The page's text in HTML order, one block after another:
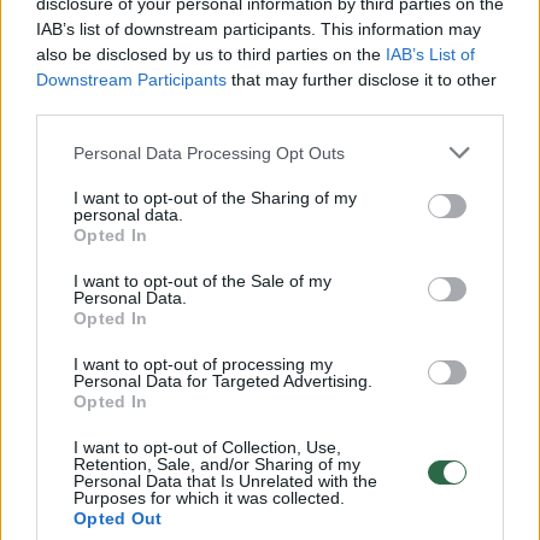
IAB’s list of downstream participants. This information may
also be disclosed by us to third parties on the IAB’s List of
Downstream Participants that may further disclose it to other
Personal Data Processing Opt Outs
I want to opt-out of the Sharing of my
personal data.
Opted In
I want to opt-out of the Sale of my
Personal Data.
Opted In
I want to opt-out of processing my
Personal Data for Targeted Advertising.
Opted In
I want to opt-out of Collection, Use,
Retention, Sale, and/or Sharing of my
Personal Data that Is Unrelated with the
Purposes for which it was collected.
Opted Out
00:00:30
Vaizdai iš tragiškos avarijos Vilniaus r.: dviejų moterų ir
vaiko gyvybių išgelbėti nepavyko
Savaitės vidurys nusimato karštas: temperatūra kils iki
32 laipsnių šilumos
vaizdas pribloškia
Žinios
00:15:54
V. Zalužno pasisakymą laiko bandymu įsitvirtinti
Ukrainos politikoje: jis yra neteisus